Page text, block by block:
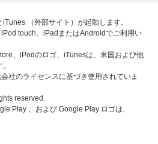
（外部サイト）が起動します。
touch、iPadまたはAndroidでご利用い
、iPodのロゴ、iTunesは、米国および他
社のライセンスに基づき使用されていま
reserved.
Play 、および Google Play ロゴは、